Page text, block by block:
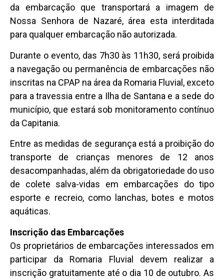
da embarcação que transportará a imagem de
Nossa Senhora de Nazaré, área esta interditada
para qualquer embarcação não autorizada.
Durante o evento, das 7h30 às 11h30, será proibida
a navegação ou permanência de embarcações não
inscritas na CPAP na área da Romaria Fluvial, exceto
para a travessia entre a Ilha de Santana e a sede do
município, que estará sob monitoramento contínuo
da Capitania.
Entre as medidas de segurança está a proibição do
transporte de crianças menores de 12 anos
desacompanhadas, além da obrigatoriedade do uso
de colete salva-vidas em embarcações do tipo
esporte e recreio, como lanchas, botes e motos
aquáticas.
Inscrição das Embarcações
Os proprietários de embarcações interessados em
participar da Romaria Fluvial devem realizar a
inscrição gratuitamente até o dia 10 de outubro. As